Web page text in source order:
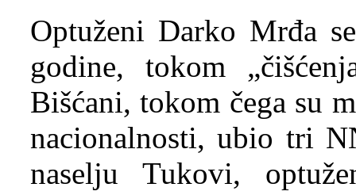
Optuženi Darko Mrđa
godine, tokom
Bišćani, tokom čega su
nacionalnosti, ubio tri
naselju Tukovi,